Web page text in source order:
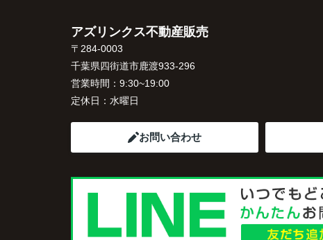
アズリンクス不動産販売
〒284-0003
千葉県四街道市鹿渡933-296
営業時間： 9:30~19:00
定休日： 水曜日
お問い合わせ